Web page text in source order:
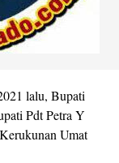
lalu, Bupati
Pdt Petra Y
Umat